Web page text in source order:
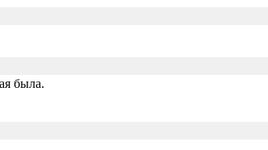
была.